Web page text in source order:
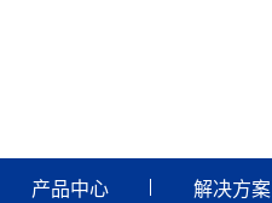
产品中心 解决方案